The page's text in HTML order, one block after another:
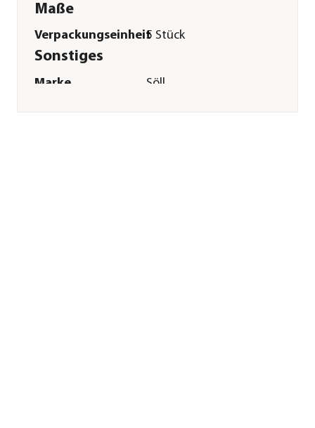
Maße
Verpackungseinheit5 Stück
Sonstiges
Marke Söll